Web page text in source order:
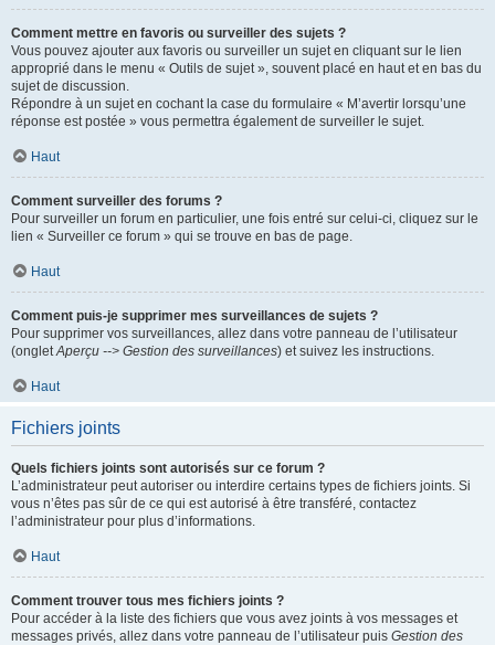
Comment mettre en favoris ou surveiller des sujets ?
Vous pouvez ajouter aux favoris ou surveiller un sujet en cliquant sur le lien
approprié dans le menu « Outils de sujet », souvent placé en haut et en bas du
sujet de discussion.
Répondre à un sujet en cochant la case du formulaire « M’avertir lorsqu’une
réponse est postée » vous permettra également de surveiller le sujet.
Haut
Comment surveiller des forums ?
Pour surveiller un forum en particulier, une fois entré sur celui-ci, cliquez sur le
lien « Surveiller ce forum » qui se trouve en bas de page.
Haut
Comment puis-je supprimer mes surveillances de sujets ?
Pour supprimer vos surveillances, allez dans votre panneau de l’utilisateur
(ongletAperçu --> Gestion des surveillances) et suivez les instructions.
Haut
Fichiers joints
Quels fichiers joints sont autorisés sur ce forum ?
L’administrateur peut autoriser ou interdire certains types de fichiers joints. Si
vous n’êtes pas sûr de ce qui est autorisé à être transféré, contactez
l’administrateur pour plus d’informations.
Haut
Comment trouver tous mes fichiers joints ?
Pour accéder à la liste des fichiers que vous avez joints à vos messages et
messages privés, allez dans votre panneau de l’utilisateur puis Gestion des